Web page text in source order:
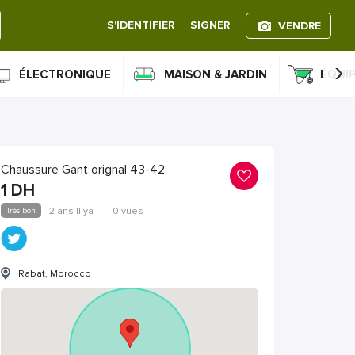
S'IDENTIFIER SIGNER VENDRE
ÉLECTRONIQUE MAISON & JARDIN ›
Chaussure Gant orignal 43-42
1 DH
Très bon 2 ans Il ya | 0 vues
Rabat, Morocco